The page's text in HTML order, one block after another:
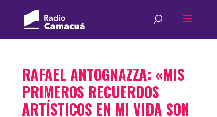
RAFAEL ANTOGNAZZA: «MIS
PRIMEROS RECUERDOS
ARTÍSTICOS EN MI VIDA SON